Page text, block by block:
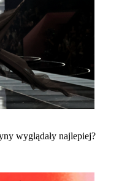
wyglądały najlepiej?